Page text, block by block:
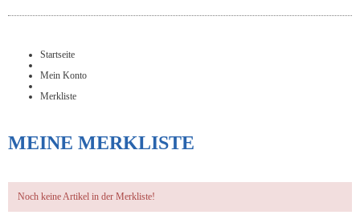
Startseite
Mein Konto
Merkliste
MEINE MERKLISTE
Noch keine Artikel in der Merkliste!